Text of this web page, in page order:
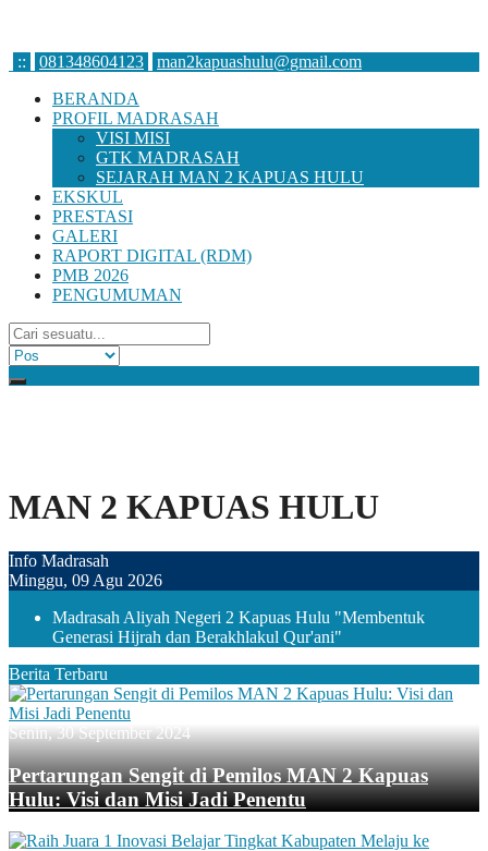
:: 081348604123
man2kapuashulu@gmail.com
BERANDA
PROFIL MADRASAH
VISI MISI
GTK MADRASAH
SEJARAH MAN 2 KAPUAS HULU
EKSKUL
PRESTASI
GALERI
RAPORT DIGITAL (RDM)
PMB 2026
PENGUMUMAN
MAN 2 KAPUAS HULU
Info Madrasah
Minggu, 09 Agu 2026
Madrasah Aliyah Negeri 2 Kapuas Hulu "Membentuk
Generasi Hijrah dan Berakhlakul Qur'ani"
Berita Terbaru
Senin, 30 September 2024
Pertarungan Sengit di Pemilos MAN 2 Kapuas
Hulu: Visi dan Misi Jadi Penentu